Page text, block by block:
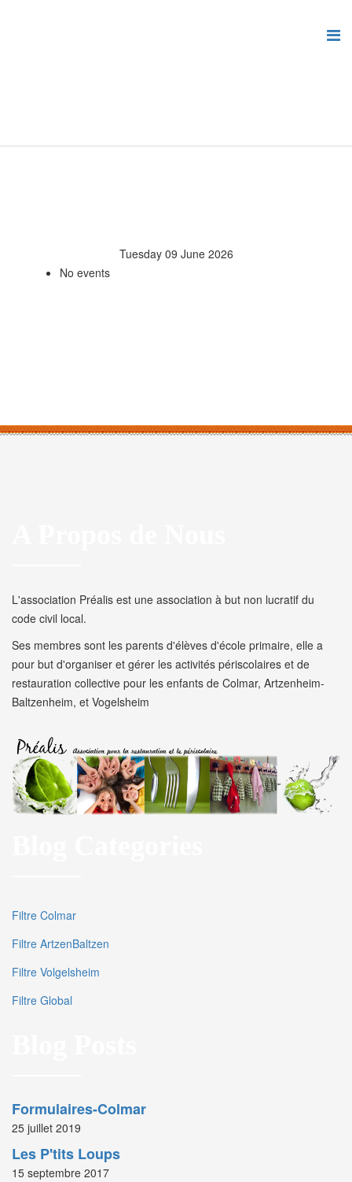
Tuesday 09 June 2026
No events
L'association Préalis est une association à but non lucratif du
code civil local.
Ses membres sont les parents d'élèves d'école primaire, elle a
pour but d'organiser et gérer les activités périscolaires et de
restauration collective pour les enfants de Colmar, Artzenheim-
Baltzenheim, et Vogelsheim
Filtre Colmar
Filtre ArtzenBaltzen
Filtre Volgelsheim
Filtre Global
Formulaires-Colmar
25 juillet 2019
Les P'tits Loups
15 septembre 2017